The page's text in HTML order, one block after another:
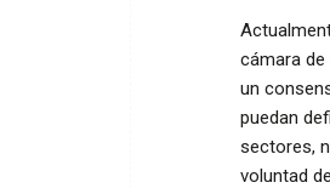
cámara
un
puedan
sectores,
voluntad